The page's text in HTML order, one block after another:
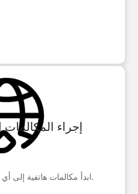
إجراء المكالمات
ابدأ مكالمات هاتفية إلى أي دولة حول العالم بسهولة.